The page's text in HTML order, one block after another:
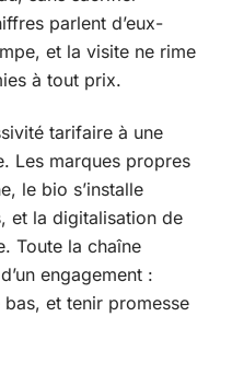
parlent d’eux-
et la visite ne rime
à tout prix.
tarifaire à une
Les marques propres
le bio s’installe
et la digitalisation de
Toute la chaîne
engagement :
et tenir promesse